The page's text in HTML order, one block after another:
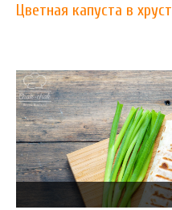
Цветная капуста в